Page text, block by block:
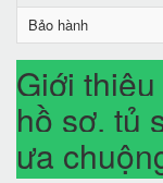
Bảo hành
Giới
hồ sơ, tủ
ưa